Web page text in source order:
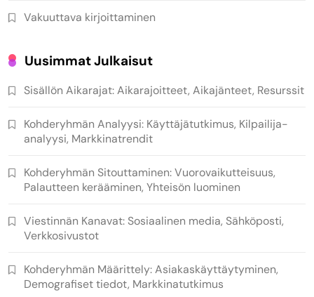
Vakuuttava kirjoittaminen
Uusimmat Julkaisut
Sisällön Aikarajat: Aikarajoitteet, Aikajänteet, Resurssit
Kohderyhmän Analyysi: Käyttäjätutkimus, Kilpailija-
analyysi, Markkinatrendit
Kohderyhmän Sitouttaminen: Vuorovaikutteisuus,
Palautteen kerääminen, Yhteisön luominen
Viestinnän Kanavat: Sosiaalinen media, Sähköposti,
Verkkosivustot
Kohderyhmän Määrittely: Asiakaskäyttäytyminen,
Demografiset tiedot, Markkinatutkimus